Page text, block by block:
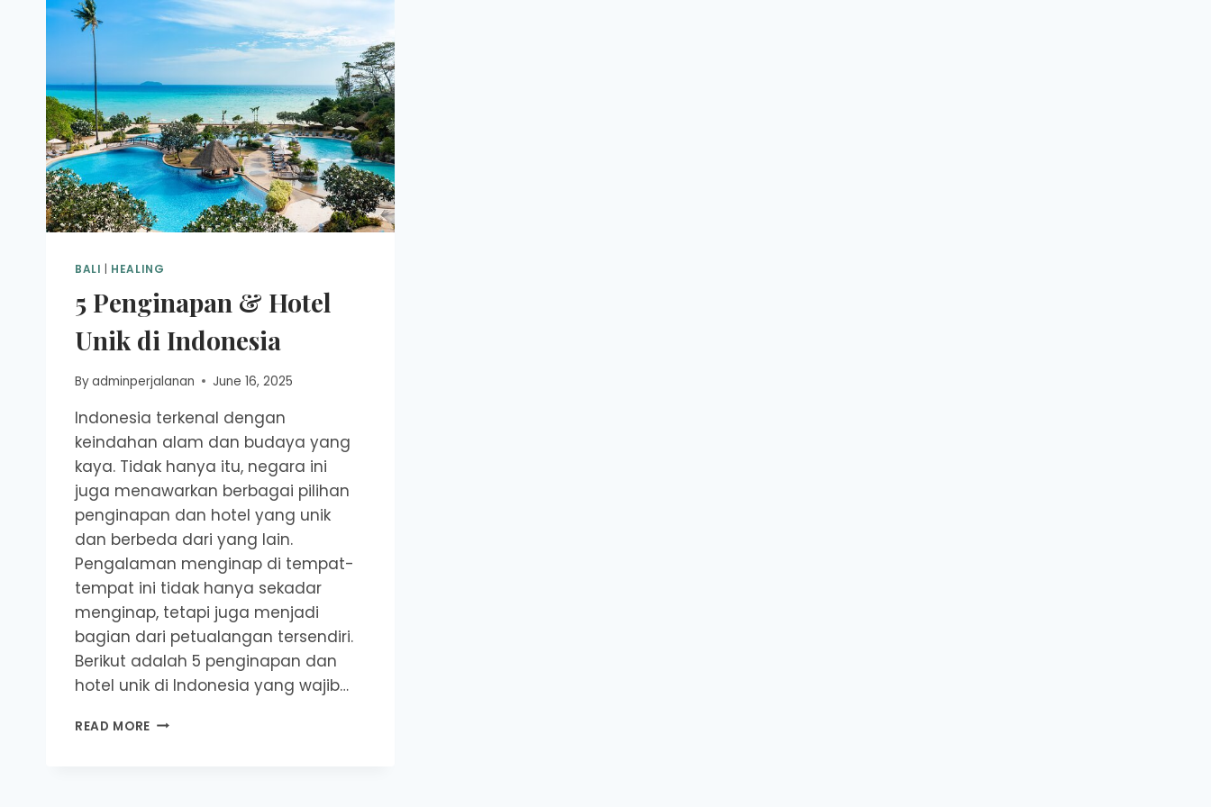
BALI HEALING
5 Penginapan & Hotel
Unik di Indonesia
Byadminperjalanan June 16, 2025
Indonesia terkenal dengan
keindahan alam dan budaya yang
kaya. Tidak hanya itu, negara ini
juga menawarkan berbagai pilihan
penginapan dan hotel yang unik
dan berbeda dari yang lain.
Pengalaman menginap di tempat-
tempat ini tidak hanya sekadar
menginap, tetapi juga menjadi
bagian dari petualangan tersendiri.
Berikut adalah 5 penginapan dan
hotel unik di Indonesia yang wajib…
READ MORE 5